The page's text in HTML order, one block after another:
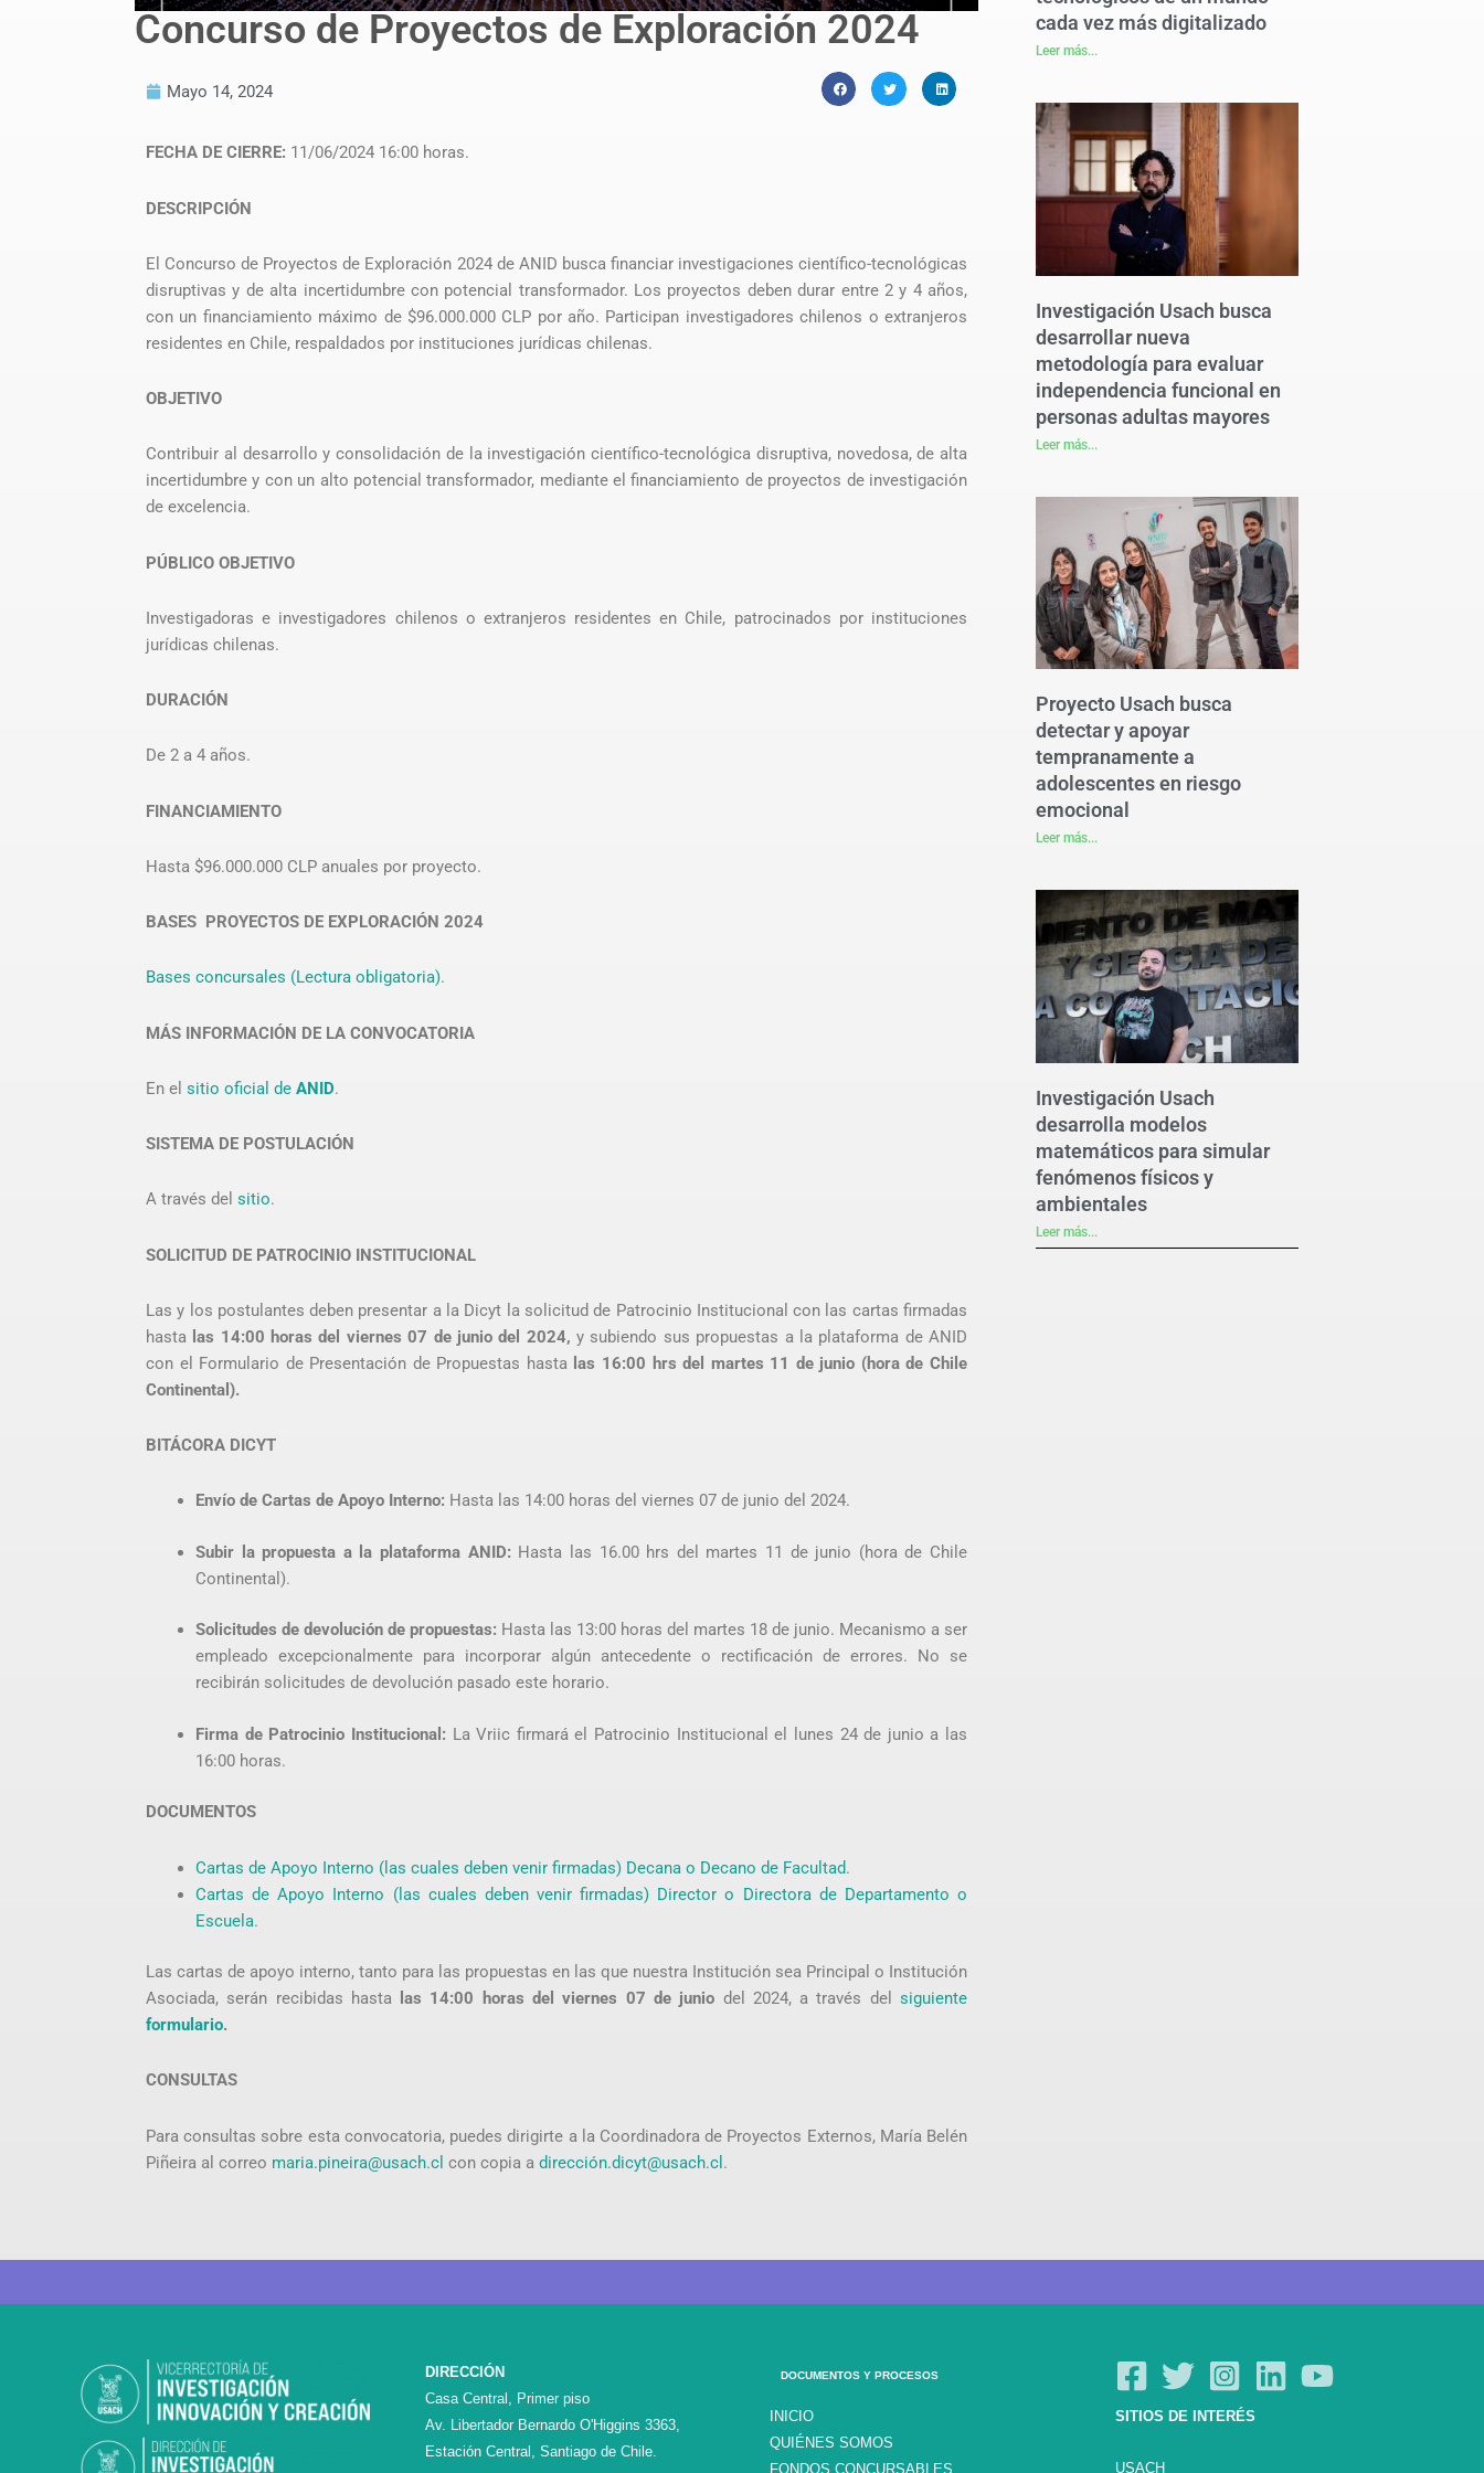
Concurso de Proyectos de Exploración 2024
Mayo 14, 2024
FECHA DE CIERRE: 11/06/2024 16:00 horas.
DESCRIPCIÓN
El Concurso de Proyectos de Exploración 2024 de ANID busca financiar investigaciones científico-tecnológicas
disruptivas y de alta incertidumbre con potencial transformador. Los proyectos deben durar entre 2 y 4 años,
con un financiamiento máximo de $96.000.000 CLP por año. Participan investigadores chilenos o extranjeros
residentes en Chile, respaldados por instituciones jurídicas chilenas.
OBJETIVO
Contribuir al desarrollo y consolidación de la investigación científico-tecnológica disruptiva, novedosa, de alta
incertidumbre y con un alto potencial transformador, mediante el financiamiento de proyectos de investigación
de excelencia.
PÚBLICO OBJETIVO
Investigadoras e investigadores chilenos o extranjeros residentes en Chile, patrocinados por instituciones
jurídicas chilenas.
DURACIÓN
De 2 a 4 años.
FINANCIAMIENTO
Hasta $96.000.000 CLP anuales por proyecto.
BASES PROYECTOS DE EXPLORACIÓN 2024
Bases concursales (Lectura obligatoria).
MÁS INFORMACIÓN DE LA CONVOCATORIA
En el sitio oficial de ANID.
SISTEMA DE POSTULACIÓN
A través del sitio.
SOLICITUD DE PATROCINIO INSTITUCIONAL
Las y los postulantes deben presentar a la Dicyt la solicitud de Patrocinio Institucional con las cartas firmadas
hasta las 14:00 horas del viernes 07 de junio del 2024,y subiendo sus propuestas a la plataforma de ANID
con el Formulario de Presentación de Propuestas hasta las 16:00 hrs del martes 11 de junio (hora de Chile
Continental).
BITÁCORA DICYT
Envío de Cartas de Apoyo Interno: Hasta las 14:00 horas del viernes 07 de junio del 2024.
Subir la propuesta a la plataforma ANID: Hasta las 16.00 hrs del martes 11 de junio (hora de Chile
Continental).
Solicitudes de devolución de propuestas: Hasta las 13:00 horas del martes 18 de junio. Mecanismo a ser
empleado excepcionalmente para incorporar algún antecedente o rectificación de errores. No se
recibirán solicitudes de devolución pasado este horario.
Firma de Patrocinio Institucional: La Vriic firmará el Patrocinio Institucional el lunes 24 de junio a las
16:00 horas.
DOCUMENTOS
Cartas de Apoyo Interno (las cuales deben venir firmadas) Decana o Decano de Facultad.
Cartas de Apoyo Interno (las cuales deben venir firmadas) Director o Directora de Departamento o
Escuela.
Las cartas de apoyo interno, tanto para las propuestas en las que nuestra Institución sea Principal o Institución
Asociada, serán recibidas hasta
las 14:00 horas del viernes 07 de junio del 2024, a través delsiguiente
formulario.
CONSULTAS
Para consultas sobre esta convocatoria, puedes dirigirte a la Coordinadora de Proyectos Externos, María Belén
Piñeira al correo maria.pineira@usach.cl con copia a dirección.dicyt@usach.cl .
cada vez más digitalizado
Leer más...
Investigación Usach busca
desarrollar nueva
metodología para evaluar
independencia funcional en
personas adultas mayores
Leer más...
Proyecto Usach busca
detectar y apoyar
tempranamente a
adolescentes en riesgo
emocional
Leer más...
Investigación Usach
desarrolla modelos
matemáticos para simular
fenómenos físicos y
ambientales
Leer más...
DIRECCIÓN
Casa Central, Primer piso
Av. Libertador Bernardo O'Higgins 3363,
Estación Central, Santiago de Chile.
DOCUMENTOS Y PROCESOS
INICIO
QUIÉNES SOMOS
FONDOS CONCURSABLES
SITIOS DE INTERÉS
USACH